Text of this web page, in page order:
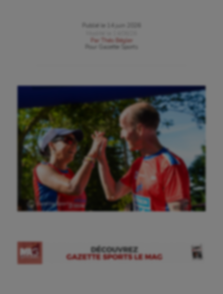
Publié le
Par
Théo Bégler
Gazette Sports
Ⓒ Gazette Sports